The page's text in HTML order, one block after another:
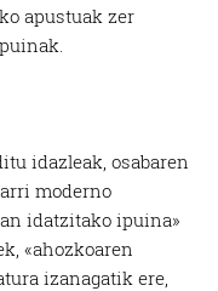
apustuak zer
idazleak, osabaren
moderno
idatzitako ipuina»
«ahozkoaren
izanagatik ere,